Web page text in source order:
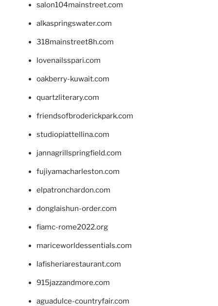
salon104mainstreet.com
alkaspringswater.com
318mainstreet8h.com
lovenailsspari.com
oakberry-kuwait.com
quartzliterary.com
friendsofbroderickpark.com
studiopiattellina.com
jannagrillspringfield.com
fujiyamacharleston.com
elpatronchardon.com
donglaishun-order.com
fiamc-rome2022.org
mariceworldessentials.com
lafisheriarestaurant.com
915jazzandmore.com
aguadulce-countryfair.com